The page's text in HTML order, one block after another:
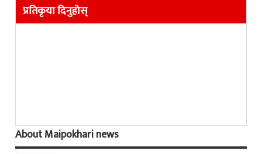
प्रतिकृया दिनुहोस्
About Maipokhari news